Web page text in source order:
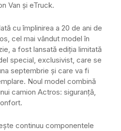
Van și eTruck.
cu împlinirea a 20 de ani de
cel mai vândut model în
a fost lansată ediția limitată
special, exclusivist, care se
septembrie și care va fi
Noul model combină
camion Actros: siguranță,
continuu componentele